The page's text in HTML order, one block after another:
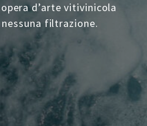
d’arte vitivinicola
filtrazione.